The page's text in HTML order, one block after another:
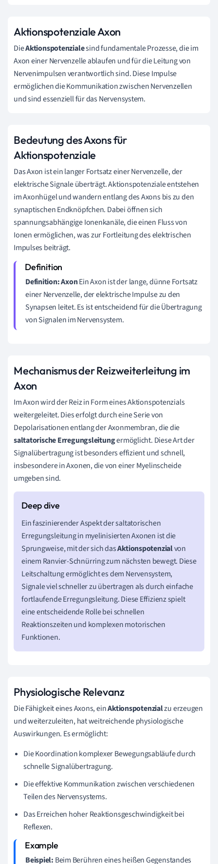
Aktionspotenziale Axon
DieAktionspotenzialesind fundamentale Prozesse, die im
Axon einer Nervenzelle ablaufen und für die Leitung von
Nervenimpulsen verantwortlich sind. Diese Impulse
ermöglichen die Kommunikation zwischen Nervenzellen
und sind essenziell für das Nervensystem.
Bedeutung des Axons für
Aktionspotenziale
Das Axon ist ein langer Fortsatz einer Nervenzelle, der
elektrische Signale überträgt. Aktionspotenziale entstehen
im Axonhügel und wandern entlang des Axons bis zu den
synaptischen Endknöpfchen. Dabei öffnen sich
spannungsabhängige Ionenkanäle, die einen Fluss von
Ionen ermöglichen, was zur Fortleitung des elektrischen
Impulses beiträgt.
Definition: AxonEin Axon ist der lange, dünne Fortsatz
einer Nervenzelle, der elektrische Impulse zu den
Synapsen leitet. Es ist entscheidend für die Übertragung
von Signalen im Nervensystem.
Mechanismus der Reizweiterleitung im
Axon
Im Axon wird der Reiz in Form eines Aktionspotenzials
weitergeleitet. Dies erfolgt durch eine Serie von
Depolarisationen entlang der Axonmembran, die die
saltatorische Erregungsleitungermöglicht. Diese Art der
Signalübertragung ist besonders effizient und schnell,
insbesondere in Axonen, die von einer Myelinscheide
umgeben sind.
Ein faszinierender Aspekt der saltatorischen
Erregungsleitung in myelinisierten Axonen ist die
Sprungweise, mit der sich dasAktionspotenzialvon
einem Ranvier-Schnürring zum nächsten bewegt. Diese
Leitschaltung ermöglicht es dem Nervensystem,
Signale viel schneller zu übertragen als durch einfache
fortlaufende Erregungsleitung. Diese Effizienz spielt
eine entscheidende Rolle bei schnellen
Reaktionszeiten und komplexen motorischen
Funktionen.
Physiologische Relevanz
Die Fähigkeit eines Axons, einAktionspotenzialzu erzeugen
und weiterzuleiten, hat weitreichende physiologische
Auswirkungen. Es ermöglicht:
Die Koordination komplexer Bewegungsabläufe durch
schnelle Signalübertragung.
Die effektive Kommunikation zwischen verschiedenen
Teilen des Nervensystems.
Das Erreichen hoher Reaktionsgeschwindigkeit bei
Reflexen.
Beispiel: Beim Berühren eines heißen Gegenstandes